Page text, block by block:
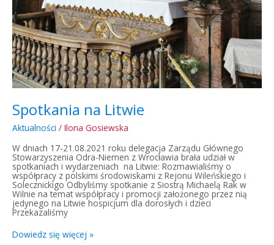
Spotkania na Litwie
Aktualności / Ilona Gosiewska
W dniach 17-21.08.2021 roku delegacja Zarządu Głównego
Stowarzyszenia Odra-Niemen z Wrocławia brała udział w
spotkaniach i wydarzeniach na Litwie: Rozmawialiśmy o
współpracy z polskimi środowiskami z Rejonu Wileńskiego i
Solecznickigo Odbyliśmy spotkanie z Siostrą Michaelą Rak w
Wilnie na temat współpracy i promocji założonego przez nią
jedynego na Litwie hospicjum dla dorosłych i dzieci
Przekazaliśmy
Dowiedz się więcej »